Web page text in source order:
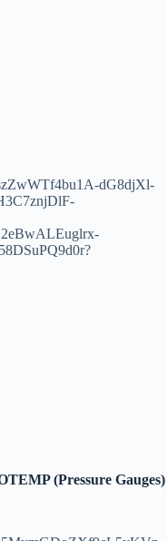
(Pressure Gauges)